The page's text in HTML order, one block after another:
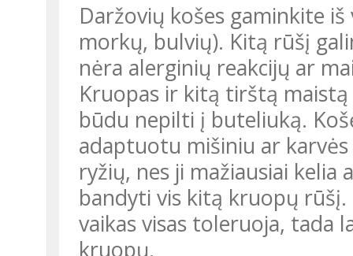
Daržovių košes gaminkite
morkų, bulvių). Kitą rūšį
nėra alerginių reakcijų ar
Kruopas ir kitą tirštą
būdu nepilti į buteliuką.
adaptuotu mišiniu ar
ryžių, nes ji mažiausiai kelia
bandyti vis kitą kruopų
vaikas visas toleruoja, tada
kruopų.